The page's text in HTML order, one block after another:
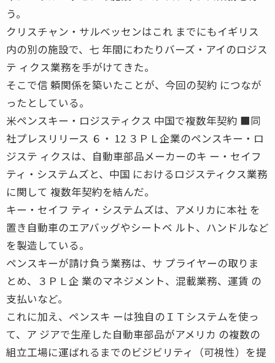
う。
クリスチャン・サルベッセンはこれ までにもイギリス
内の別の施設で、七 年間にわたりバーズ・アイのロジス
テ ィクス業務を手がけてきた。
そこで信 頼関係を築いたことが、今回の契約 につなが
ったとしている。
米ペンスキー・ロジスティクス 中国で複数年契約 ■同
社プレスリリース ６・ 12 ３ＰＬ企業のペンスキー・ロ
ジステ ィクスは、自動車部品メーカーのキ ー・セイフ
ティ・システムズと、中国 におけるロジスティクス業務
に関して 複数年契約を結んだ。
キー・セイフ ティ・システムズは、アメリカに本社 を
置き自動車のエアバッグやシートベ ルト、ハンドルなど
を製造している。
ペンスキーが請け負う業務は、サ プライヤーの取りま
とめ、３ＰＬ企 業のマネジメント、混載業務、運賃 の
支払いなど。
これに加え、ペンスキ ーは独自のＩＴシステムを使っ
て、ア ジアで生産した自動車部品がアメリカ の複数の
組立工場に運ばれるまでのビジビリティ（可視性）を提